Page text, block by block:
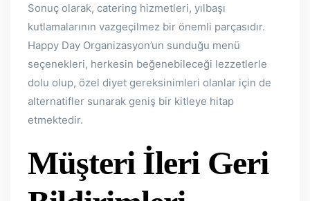
Sonuç olarak, catering hizmetleri, yılbaşı
kutlamalarının vazgeçilmez bir önemli parçasıdır.
Happy Day Organizasyon’un sunduğu menü
seçenekleri, herkesin beğenebileceği lezzetlerle
dolu olup, özel diyet gereksinimleri olanlar için de
alternatifler sunarak geniş bir kitleye hitap
etmektedir.
Müşteri İleri Geri